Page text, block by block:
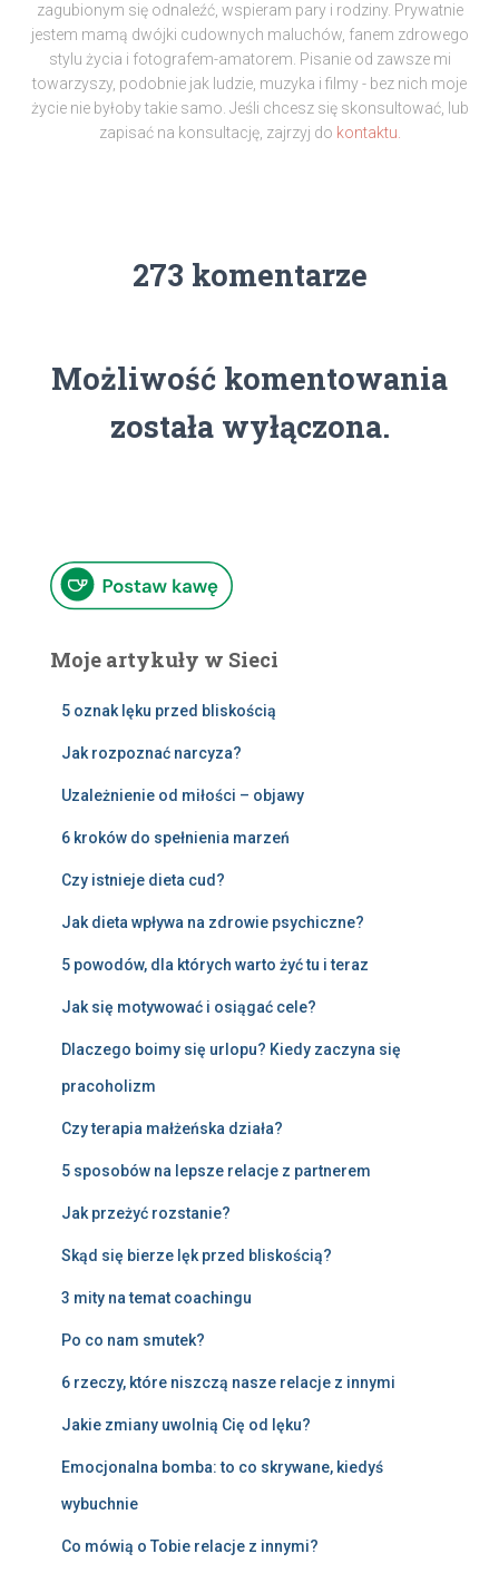
zagubionym się odnaleźć, wspieram pary i rodziny. Prywatnie
jestem mamą dwójki cudownych maluchów, fanem zdrowego
stylu życia i fotografem-amatorem. Pisanie od zawsze mi
towarzyszy, podobnie jak ludzie, muzyka i filmy - bez nich moje
życie nie byłoby takie samo. Jeśli chcesz się skonsultować, lub
zapisać na konsultację, zajrzyj do kontaktu.
273 komentarze
Możliwość komentowania
została wyłączona.
Moje artykuły w Sieci
5 oznak lęku przed bliskością
Jak rozpoznać narcyza?
Uzależnienie od miłości – objawy
6 kroków do spełnienia marzeń
Czy istnieje dieta cud?
Jak dieta wpływa na zdrowie psychiczne?
5 powodów, dla których warto żyć tu i teraz
Jak się motywować i osiągać cele?
Dlaczego boimy się urlopu? Kiedy zaczyna się
pracoholizm
Czy terapia małżeńska działa?
5 sposobów na lepsze relacje z partnerem
Jak przeżyć rozstanie?
Skąd się bierze lęk przed bliskością?
3 mity na temat coachingu
Po co nam smutek?
6 rzeczy, które niszczą nasze relacje z innymi
Jakie zmiany uwolnią Cię od lęku?
Emocjonalna bomba: to co skrywane, kiedyś
wybuchnie
Co mówią o Tobie relacje z innymi?